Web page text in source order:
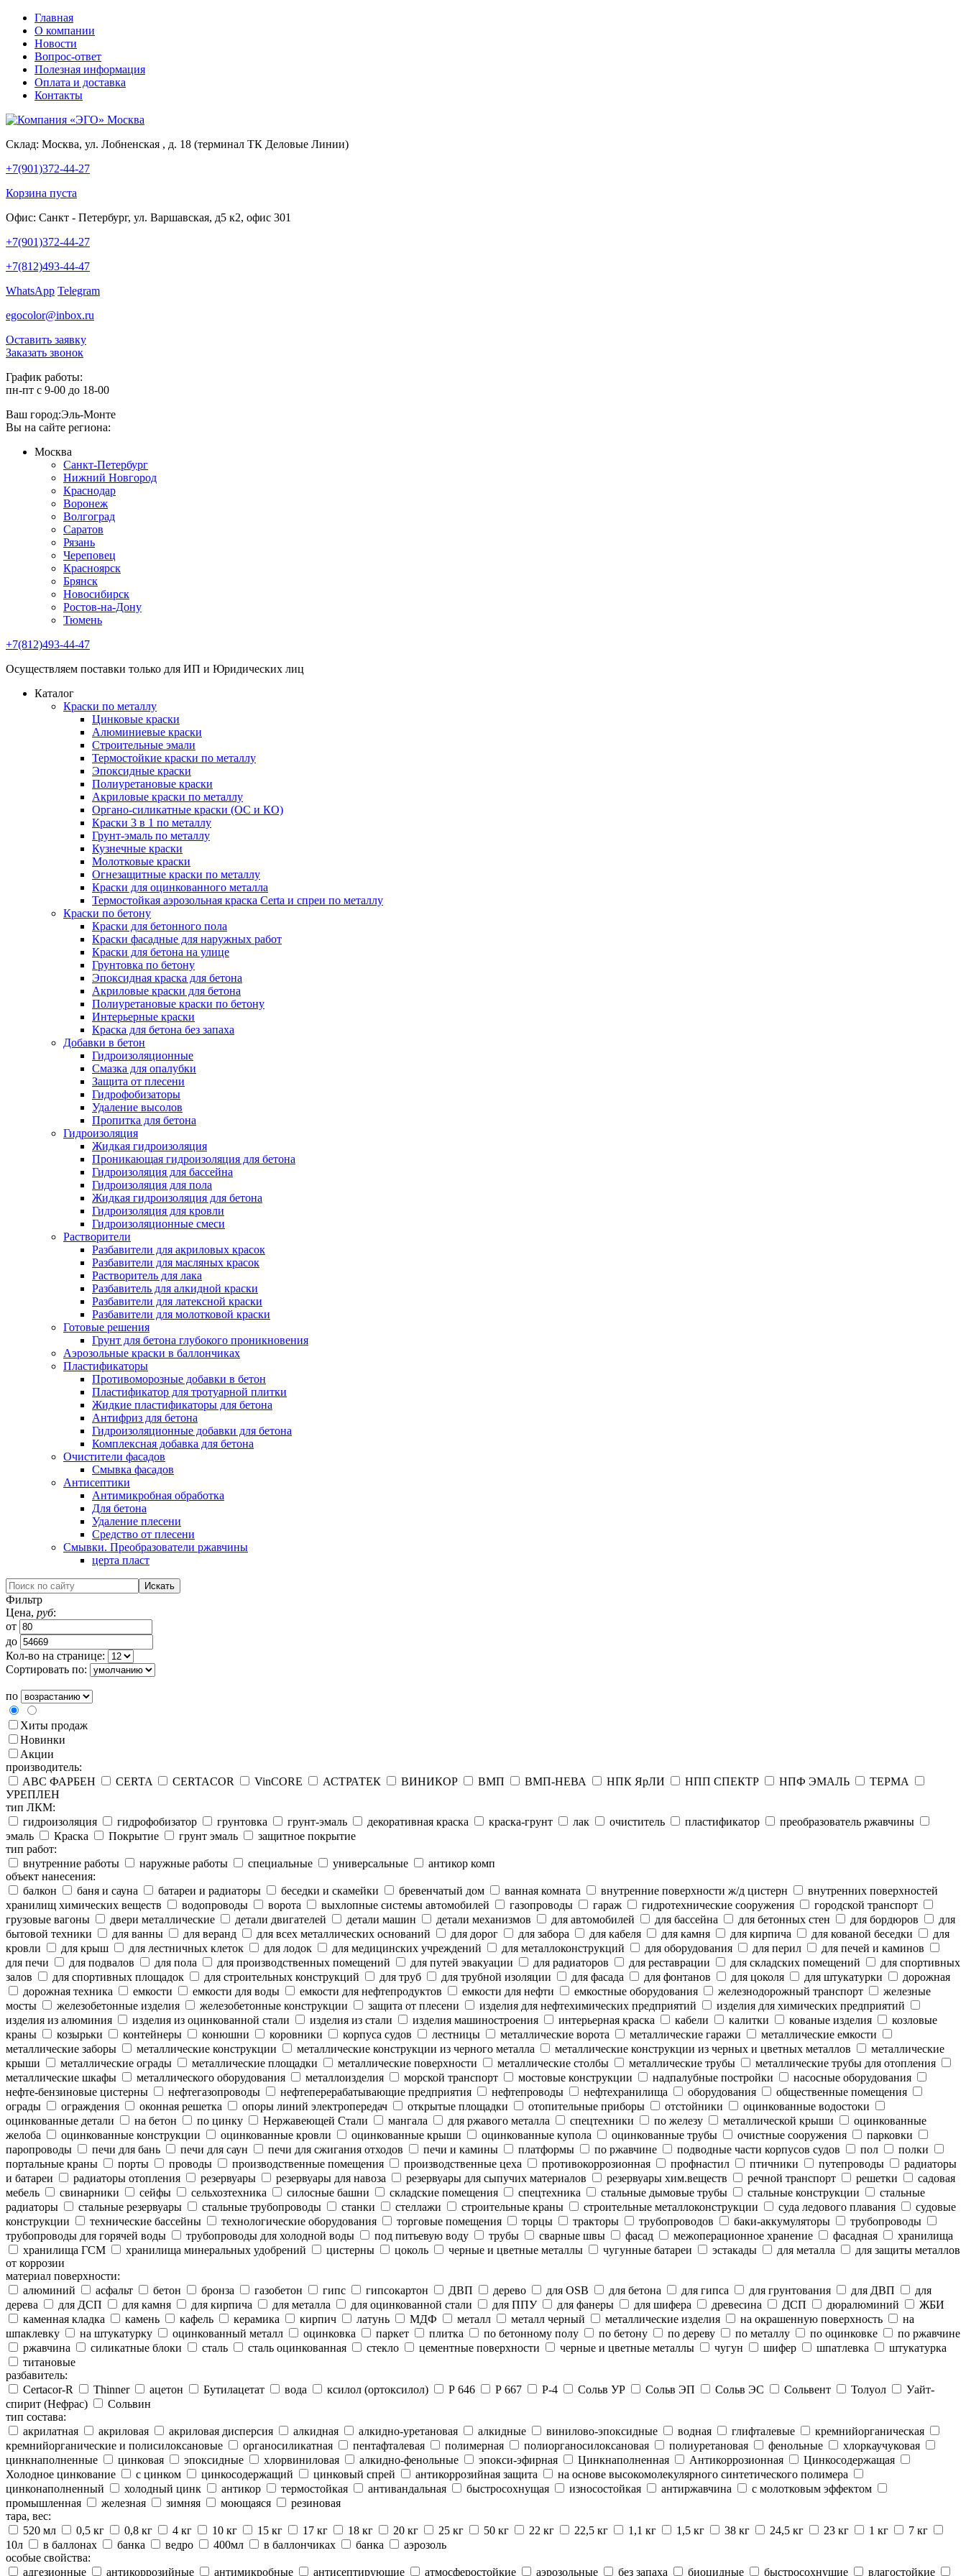
Главная
О компании
Новости
Вопрос-ответ
Полезная информация
Оплата и доставка
Контакты
Склад: Москва, ул. Лобненская , д. 18 (терминал ТК Деловые Линии)
+7(901)372-44-27
Корзина пуста
Офис: Санкт - Петербург, ул. Варшавская, д5 к2, офис 301
+7(901)372-44-27
+7(812)493-44-47
WhatsApp Telegram
egocolor@inbox.ru
Оставить заявку
Заказать звонок
График работы:
пн-пт с 9-00 до 18-00
Ваш город:Эль-Монте
Вы на сайте региона:
Москва
Санкт-Петербург
Нижний Новгород
Краснодар
Воронеж
Волгоград
Саратов
Рязань
Череповец
Красноярск
Брянск
Новосибирск
Ростов-на-Дону
Тюмень
+7(812)493-44-47
Осуществляем поставки только для ИП и Юридических лиц
Каталог
Краски по металлу
Цинковые краски
Алюминиевые краски
Строительные эмали
Термостойкие краски по металлу
Эпоксидные краски
Полиуретановые краски
Акриловые краски по металлу
Органо-силикатные краски (ОС и КО)
Краски 3 в 1 по металлу
Грунт-эмаль по металлу
Кузнечные краски
Молотковые краски
Огнезащитные краски по металлу
Краски для оцинкованного металла
Термостойкая аэрозольная краска Certa и спреи по металлу
Краски по бетону
Краски для бетонного пола
Краски фасадные для наружных работ
Краски для бетона на улице
Грунтовка по бетону
Эпоксидная краска для бетона
Акриловые краски для бетона
Полиуретановые краски по бетону
Интерьерные краски
Краска для бетона без запаха
Добавки в бетон
Гидроизоляционные
Смазка для опалубки
Защита от плесени
Гидрофобизаторы
Удаление высолов
Пропитка для бетона
Гидроизоляция
Жидкая гидроизоляция
Проникающая гидроизоляция для бетона
Гидроизоляция для бассейна
Гидроизоляция для пола
Жидкая гидроизоляция для бетона
Гидроизоляция для кровли
Гидроизоляционные смеси
Растворители
Разбавители для акриловых красок
Разбавители для масляных красок
Растворитель для лака
Разбавитель для алкидной краски
Разбавители для латексной краски
Разбавители для молотковой краски
Готовые решения
Грунт для бетона глубокого проникновения
Аэрозольные краски в баллончиках
Пластификаторы
Противоморозные добавки в бетон
Пластификатор для тротуарной плитки
Жидкие пластификаторы для бетона
Антифриз для бетона
Гидроизоляционные добавки для бетона
Комплексная добавка для бетона
Очистители фасадов
Смывка фасадов
Антисептики
Антимикробная обработка
Для бетона
Удаление плесени
Средство от плесени
Смывки. Преобразователи ржавчины
церта пласт
Фильтр
Цена, руб:
от
до
Кол-во на странице:
Сортировать по:
по
Хиты продаж
Новинки
Акции
производитель:
ABC ФАРБЕН
CERTA CERTACOR VinCORE АСТРАТЕК ВИНИКОР ВМП ВМП-НЕВА НПК ЯрЛИ НПП СПЕКТР НПФ ЭМАЛЬ
ТЕРМА
УРЕПЛЕН
тип ЛКМ:
гидроизоляция
гидрофобизатор грунтовка грунт-эмаль декоративная краска краска-грунт лак очиститель пластификатор
преобразователь ржавчины
эмаль
Краска Покрытие грунт эмаль
защитное покрытие
тип работ:
внутренние работы
наружные работы специальные универсальные
антикор комп
объект нанесения:
балкон
баня и сауна батареи и радиаторы беседки и скамейки бревенчатый дом ванная комната внутренние поверхности ж/д цистерн
внутренних поверхностей
хранилищ химических веществ
водопроводы ворота выхлопные системы автомобилей газопроводы гараж гидротехнические сооружения
городской транспорт
грузовые вагоны
двери металлические детали двигателей детали машин детали механизмов для автомобилей для бассейна для бетонных стен для бордюров
для
бытовой техники
для ванны для веранд для всех металлических оснований для дорог для забора для кабеля для камня для кирпича для кованой беседки
для
кровли
для крыш для лестничных клеток для лодок для медицинских учреждений для металлоконструкций для оборудования для перил
для печей и каминов
для печи
для подвалов для пола для производственных помещений для путей эвакуации для радиаторов для реставрации для складских помещений
для спортивных
залов
для спортивных площадок для строительных конструкций для труб для трубной изоляции для фасада для фонтанов для цоколя для штукатурки
дорожная
дорожная техника
емкости емкости для воды емкости для нефтепродуктов емкости для нефти емкостные оборудования железнодорожный транспорт
железные
мосты
железобетонные изделия железобетонные конструкции защита от плесени изделия для нефтехимических предприятий
изделия для химических предприятий
изделия из алюминия
изделия из оцинкованной стали изделия из стали изделия машиностроения интерьерная краска кабели калитки кованые изделия
козловые
краны
козырьки контейнеры конюшни коровники корпуса судов лестницы металлические ворота металлические гаражи
металлические емкости
металлические заборы
металлические конструкции металлические конструкции из черного металла металлические конструкции из черных и цветных металлов
металлические
крыши
металлические ограды металлические площадки металлические поверхности металлические столбы металлические трубы
металлические трубы для отопления
металлические шкафы
металлического оборудования металлоизделия морской транспорт мостовые конструкции надпалубные постройки
насосные оборудования
нефте-бензиновые цистерны
нефтегазопроводы нефтеперерабатывающие предприятия нефтепроводы нефтехранилища оборудования
общественные помещения
ограды
ограждения оконная решетка опоры линий электропередач открытые площадки отопительные приборы отстойники
оцинкованные водостоки
оцинкованные детали
на бетон по цинку Нержавеющей Стали мангала для ржавого металла спецтехники по железу металлической крыши
оцинкованные
желоба
оцинкованные конструкции оцинкованные кровли оцинкованные крыши оцинкованные купола оцинкованные трубы очистные сооружения
парковки
паропроводы
печи для бань печи для саун печи для сжигания отходов печи и камины платформы по ржавчине подводные части корпусов судов пол
полки
портальные краны
порты проводы производственные помещения производственные цеха противокоррозионная профнастил птичники путепроводы
радиаторы
и батареи
радиаторы отопления резервуары резервуары для навоза резервуары для сыпучих материалов резервуары хим.веществ речной транспорт решетки
садовая
мебель
свинарники сейфы сельхозтехника силосные башни складские помещения спецтехника стальные дымовые трубы стальные конструкции
стальные
радиаторы
стальные резервуары стальные трубопроводы станки стеллажи строительные краны строительные металлоконструкции суда ледового плавания
судовые
конструкции
технические бассейны технологические оборудования торговые помещения торцы тракторы трубопроводов баки-аккумуляторы
трубопроводы
трубопроводы для горячей воды
трубопроводы для холодной воды под питьевую воду трубы сварные швы фасад межоперационное хранение фасадная
хранилища
хранилища ГСМ
хранилища минеральных удобрений цистерны цоколь черные и цветные металлы чугунные батареи эстакады для металла
для защиты металлов
от коррозии
материал поверхности:
алюминий
асфальт бетон бронза газобетон гипс гипсокартон ДВП дерево для OSB для бетона для гипса для грунтования для ДВП
для
дерева
для ДСП для камня для кирпича для металла для оцинкованной стали для ППУ для фанеры для шифера древесина ДСП дюралюминий
ЖБИ
каменная кладка
камень кафель керамика кирпич латунь МДФ металл металл черный металлические изделия на окрашенную поверхность
на
шпаклевку
на штукатурку оцинкованный металл оцинковка паркет плитка по бетонному полу по бетону по дереву по металлу по оцинковке
по ржавчине
ржавчина
силикатные блоки сталь сталь оцинкованная стекло цементные поверхности черные и цветные металлы чугун шифер шпатлевка
штукатурка
титановые
разбавитель:
Certacor-R
Thinner ацетон Бутилацетат вода ксилол (ортоксилол) Р 646 Р 667 Р-4 Сольв УР Сольв ЭП Сольв ЭС Сольвент Толуол
Уайт-
спирит (Нефрас)
Сольвин
тип состава:
акрилатная
акриловая акриловая дисперсия алкидная алкидно-уретановая алкидные винилово-эпоксидные водная глифталевые
кремнийорганическая
кремнийорганические и полисилоксановые
органосиликатная пентафталевая полимерная полиорганосилоксановая полиуретановая фенольные
хлоркаучуковая
цинкнаполненные
цинковая эпоксидные хлорвиниловая алкидно-фенольные эпокси-эфирная Цинкнаполненная Антикоррозионная
Цинкосодержащая
Холодное цинкование
с цинком цинкосодержащий цинковый спрей антикоррозийная защита
на основе высокомолекулярного синтетического полимера
цинконаполненный
холодный цинк антикор термостойкая антивандальная быстросохнущая износостойкая антиржавчина
с молотковым эффектом
промышленная
железная зимняя моющаяся
резиновая
тара, вес:
520 мл
0,5 кг 0,8 кг 4 кг 10 кг 15 кг 17 кг 18 кг 20 кг 25 кг 50 кг 22 кг 22,5 кг 1,1 кг 1,5 кг 38 кг 24,5 кг 23 кг 1 кг
7 кг
10л
в баллонах банка ведро 400мл в баллончиках банка
аэрозоль
особые свойства:
адгезионные
антикоррозийные антимикробные антисептирующие атмосферостойкие аэрозольные без запаха биоцидные быстросохнущие влагостойкие